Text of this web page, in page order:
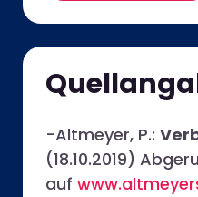
-Altmeyer, P.:
(18.10.2019)
auf